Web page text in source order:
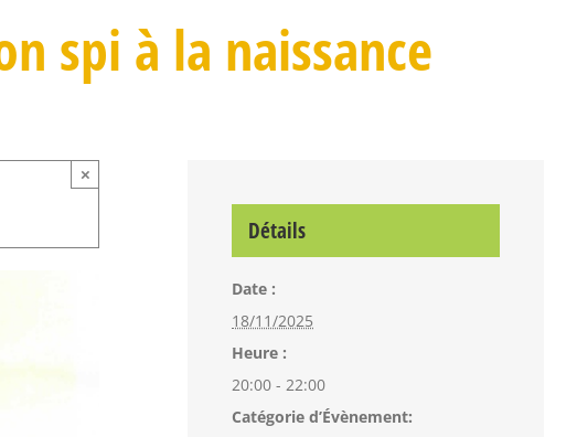
spi à la naissance
×
Détails
Date :
18/11/2025
Heure :
20:00 - 22:00
Catégorie d’Évènement: